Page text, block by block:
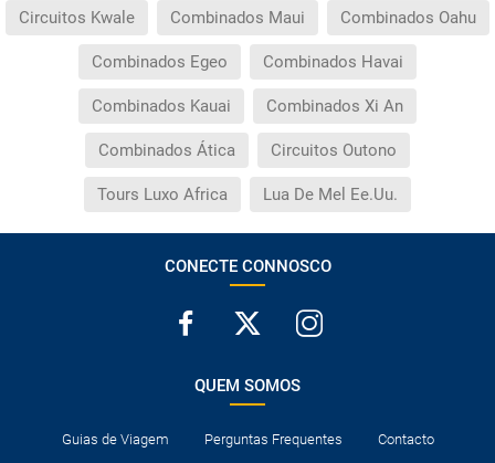
Circuitos Kwale Combinados Maui Combinados Oahu
Combinados Egeo Combinados Havai
Combinados Kauai Combinados Xi An
Combinados Ática Circuitos Outono
Tours Luxo Africa Lua De Mel Ee.Uu.
CONECTE CONNOSCO
QUEM SOMOS
Guias de Viagem Perguntas Frequentes Contacto